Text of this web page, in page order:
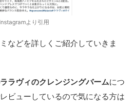
Instagramより引用
などを詳しくご紹介していきま
ラヴィのクレンジングバームにつ
ビューしているので気になる方は